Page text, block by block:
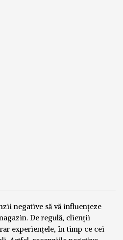
negative să vă influențeze
De regulă, clienții
experiențele, în timp ce cei